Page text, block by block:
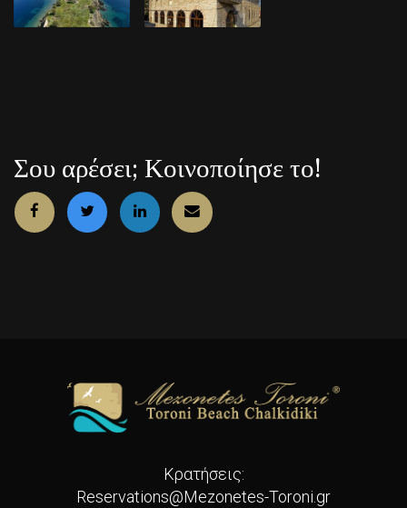
Σου αρέσει; Κοινοποίησε το!
Κρατήσεις:
Reservations@Mezonetes-Toroni.gr